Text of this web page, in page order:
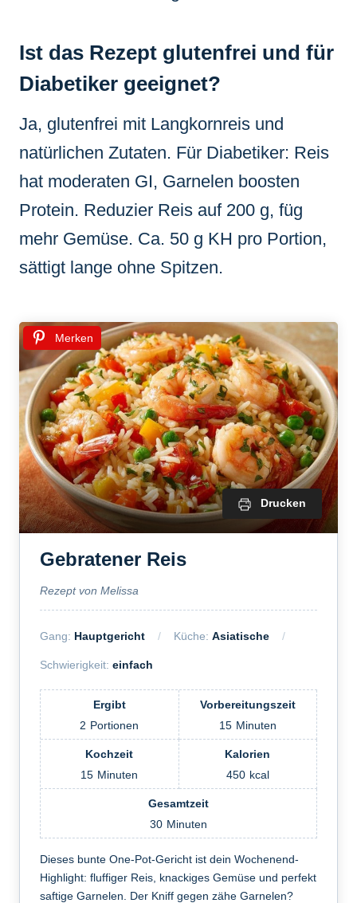
Ist das Rezept glutenfrei und für
Diabetiker geeignet?
Ja, glutenfrei mit Langkornreis und
natürlichen Zutaten. Für Diabetiker: Reis
hat moderaten GI, Garnelen boosten
Protein. Reduzier Reis auf 200 g, füg
mehr Gemüse. Ca. 50 g KH pro Portion,
sättigt lange ohne Spitzen.
Merken
Drucken
Gebratener Reis
Rezept von Melissa
Gang: Hauptgericht Küche: Asiatische
Schwierigkeit: einfach
Ergibt
2 Portionen
Vorbereitungszeit
15 Minuten
Kochzeit
15 Minuten
Kalorien
450 kcal
Gesamtzeit
30 Minuten
Dieses bunte One-Pot-Gericht ist dein Wochenend-
Highlight: fluffiger Reis, knackiges Gemüse und perfekt
saftige Garnelen. Der Kniff gegen zähe Garnelen?